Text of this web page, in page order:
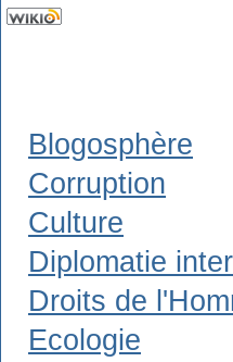
Blogosphère
Corruption
Culture
Diplomatie
Droits de
Ecologie